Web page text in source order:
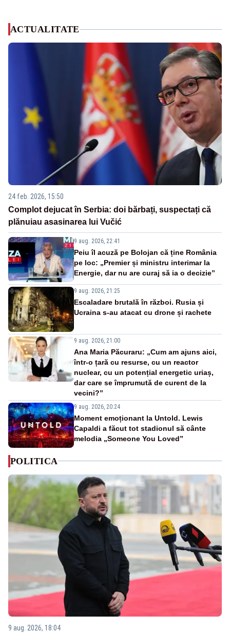
ACTUALITATE
24 feb. 2026, 15:50
Complot dejucat în Serbia: doi bărbați, suspectați că
plănuiau asasinarea lui Vučić
9 aug. 2026, 22:41
Peiu îl acuză pe Bolojan că ține România
pe loc: „Premier și ministru interimar la
Energie, dar nu are curaj să ia o decizie”
9 aug. 2026, 21:25
Escaladare brutală în război. Rusia și
Ucraina s-au atacat cu drone și rachete
9 aug. 2026, 21:00
Ana Maria Păcuraru: „Cum am ajuns aici,
într-o țară cu resurse, cu un reactor
nuclear, cu un potențial energetic uriaș,
dar care se împrumută de curent de la
vecini?”
9 aug. 2026, 20:24
Moment emoționant la Untold. Lewis
Capaldi a făcut tot stadionul să cânte
melodia „Someone You Loved”
POLITICA
9 aug. 2026, 18:04